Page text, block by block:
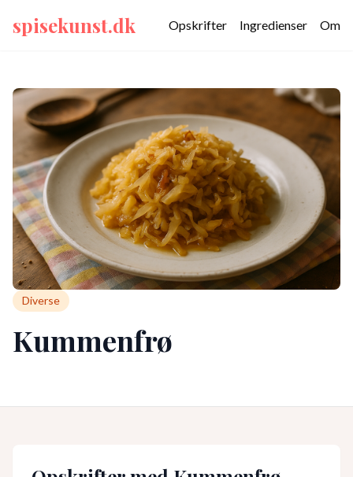
spisekunst.dk Opskrifter Ingredienser Om
Diverse
Kummenfrø